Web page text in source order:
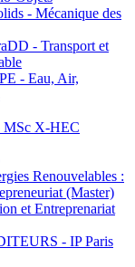
- Mécanique des
- Transport et
- Eau, Air,
MSc X-HEC
Renouvelables :
(Master)
et Entreprenariat
- IP Paris